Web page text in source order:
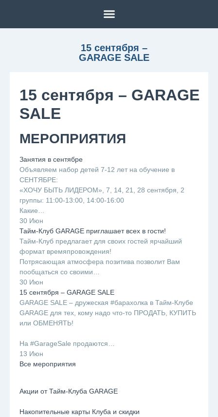
15 сентября –
GARAGE SALE
15 сентября – GARAGE
SALE
МЕРОПРИЯТИЯ
Занятия в сентябре
Объявляем набор детей 7-12 лет на обучение в
СЕНТЯБРЕ:
«ХОЧУ БЫТЬ ЛИДЕРОМ», 7, 14, 21, 28 сентября, 2
группы: 11:00-13:00, 14:00-16:00
Какие…
30 Июн
Тайм-Клуб GARAGE приглашает всех в гости!
Тайм-Клуб предлагает для своих гостей ярчайший
формат времяпровождения!
Потрясающая атмосфера позитива позволит Вам
пообщаться со своими…
30 Июн
15 сентября – GARAGE SALE
GARAGE SALE – дружеская #барахолка в Тайм-Клубе
GARAGE для тех, кому надо что-то ПРОДАТЬ, КУПИТЬ
или ОБМЕНЯТЬ!
На #GarageSale продаются…
13 Июн
Все мероприятия
Акции от Тайм-Клуба GARAGE
Накопительные карты Клуба и скидки